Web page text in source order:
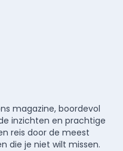
magazine, boordevol
inzichten en prachtige
reis door de meest
die je niet wilt missen.